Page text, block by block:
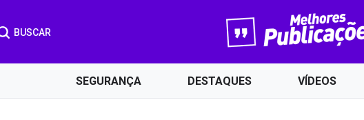
BUSCAR
SEGURANÇA DESTAQUES VÍDEOS